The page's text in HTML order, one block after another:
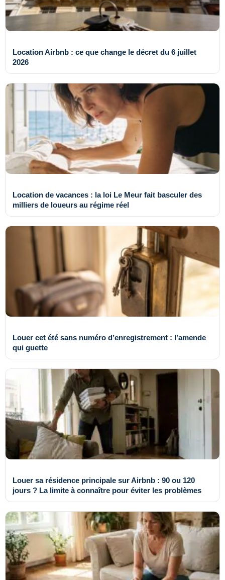
Location Airbnb : ce que change le décret du 6 juillet
2026
Location de vacances : la loi Le Meur fait basculer des
milliers de loueurs au régime réel
Louer cet été sans numéro d’enregistrement : l’amende
qui guette
Louer sa résidence principale sur Airbnb : 90 ou 120
jours ? La limite à connaître pour éviter les problèmes